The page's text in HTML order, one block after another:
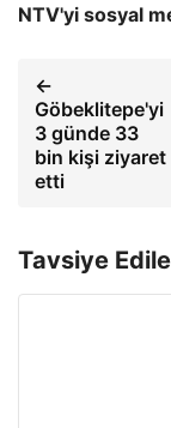
NTV'yi sosyal
←
Göbeklitepe'yi
3 günde 33
bin kişi ziyaret
etti
Tavsiye